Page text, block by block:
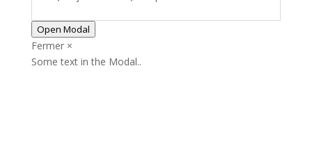
Open Modal
Fermer ×
Some text in the Modal..